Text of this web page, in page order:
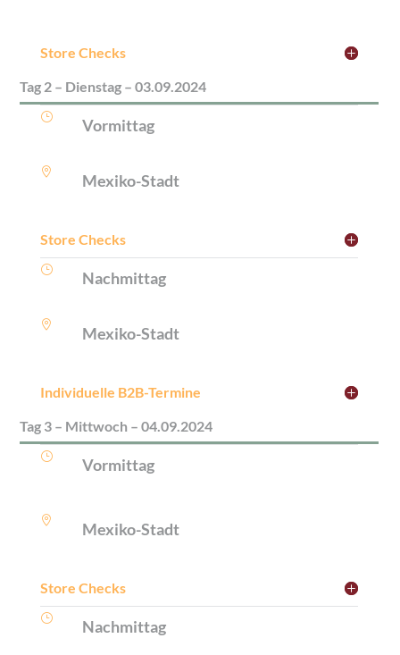
Store Checks
Tag 2 – Dienstag – 03.09.2024
} Vormittag
 Mexiko-Stadt
Store Checks
} Nachmittag
 Mexiko-Stadt
Individuelle B2B-Termine
Tag 3 – Mittwoch – 04.09.2024
} Vormittag
 Mexiko-Stadt
Store Checks
} Nachmittag